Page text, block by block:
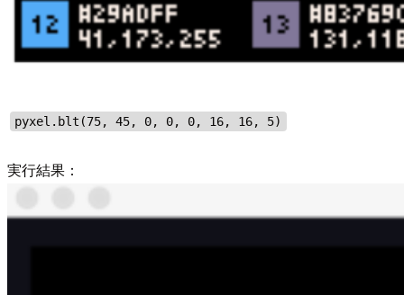
pyxel.blt(75, 45, 0, 0, 0, 16, 16, 5)
実行結果：